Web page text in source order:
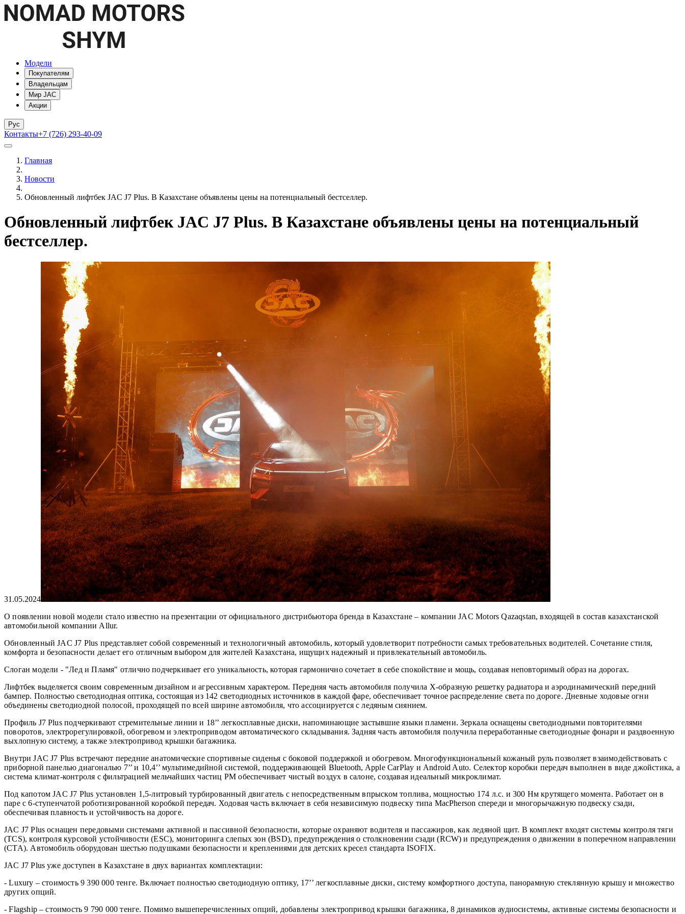
Модели
Покупателям
Владельцам
Мир JAC
Акции
Рус
Контакты+7 (726) 293-40-09
Главная
Новости
Обновленный лифтбек JAC J7 Plus. В Казахстане объявлены цены на потенциальный бестселлер.
Обновленный лифтбек JAC J7 Plus. В Казахстане объявлены цены на потенциальный
бестселлер.
31.05.2024
О появлении новой модели стало известно на презентации от официального дистрибьютора бренда в Казахстане – компании JAC Motors Qazaqstan, входящей в состав казахстанской
автомобильной компании Allur.
Обновленный JAC J7 Plus представляет собой современный и технологичный автомобиль, который удовлетворит потребности самых требовательных водителей. Сочетание стиля,
комфорта и безопасности делает его отличным выбором для жителей Казахстана, ищущих надежный и привлекательный автомобиль.
Слоган модели - "Лед и Пламя" отлично подчеркивает его уникальность, которая гармонично сочетает в себе спокойствие и мощь, создавая неповторимый образ на дорогах.
Лифтбек выделяется своим современным дизайном и агрессивным характером. Передняя часть автомобиля получила X-образную решетку радиатора и аэродинамический передний
бампер. Полностью светодиодная оптика, состоящая из 142 светодиодных источников в каждой фаре, обеспечивает точное распределение света по дороге. Дневные ходовые огни
объединены светодиодной полосой, проходящей по всей ширине автомобиля, что ассоциируется с ледяным сиянием.
Профиль J7 Plus подчеркивают стремительные линии и 18’’ легкосплавные диски, напоминающие застывшие языки пламени. Зеркала оснащены светодиодными повторителями
поворотов, электрорегулировкой, обогревом и электроприводом автоматического складывания. Задняя часть автомобиля получила переработанные светодиодные фонари и раздвоенную
выхлопную систему, а также электропривод крышки багажника.
Внутри JAC J7 Plus встречают передние анатомические спортивные сиденья с боковой поддержкой и обогревом. Многофункциональный кожаный руль позволяет взаимодействовать с
приборной панелью диагональю 7’’ и 10,4’’ мультимедийной системой, поддерживающей Bluetooth, Apple CarPlay и Android Auto. Селектор коробки передач выполнен в виде джойстика, а
система климат-контроля с фильтрацией мельчайших частиц PM обеспечивает чистый воздух в салоне, создавая идеальный микроклимат.
Под капотом JAC J7 Plus установлен 1,5-литровый турбированный двигатель с непосредственным впрыском топлива, мощностью 174 л.с. и 300 Нм крутящего момента. Работает он в
паре с 6-ступенчатой роботизированной коробкой передач. Ходовая часть включает в себя независимую подвеску типа MacPherson спереди и многорычажную подвеску сзади,
обеспечивая плавность и устойчивость на дороге.
JAC J7 Plus оснащен передовыми системами активной и пассивной безопасности, которые охраняют водителя и пассажиров, как ледяной щит. В комплект входят системы контроля тяги
(TCS), контроля курсовой устойчивости (ESC), мониторинга слепых зон (BSD), предупреждения о столкновении сзади (RCW) и предупреждения о движении в поперечном направлении
(CTA). Автомобиль оборудован шестью подушками безопасности и креплениями для детских кресел стандарта ISOFIX.
JAC J7 Plus уже доступен в Казахстане в двух вариантах комплектации:
- Luxury – стоимость 9 390 000 тенге. Включает полностью светодиодную оптику, 17’’ легкосплавные диски, систему комфортного доступа, панорамную стеклянную крышу и множество
других опций.
- Flagship – стоимость 9 790 000 тенге. Помимо вышеперечисленных опций, добавлены электропривод крышки багажника, 8 динамиков аудиосистемы, активные системы безопасности и